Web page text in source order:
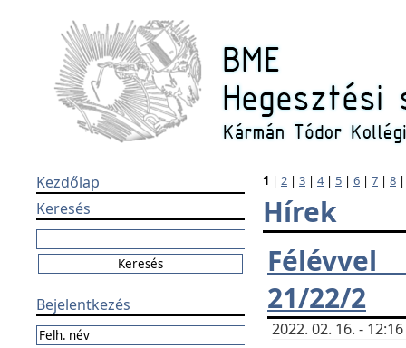
Kezdőlap
Keresés
Bejelentkezés
1 | 2 | 3 | 4| 5 | 6 | 7 | 8
Hírek
21/22/2
2022. 02. 16. -